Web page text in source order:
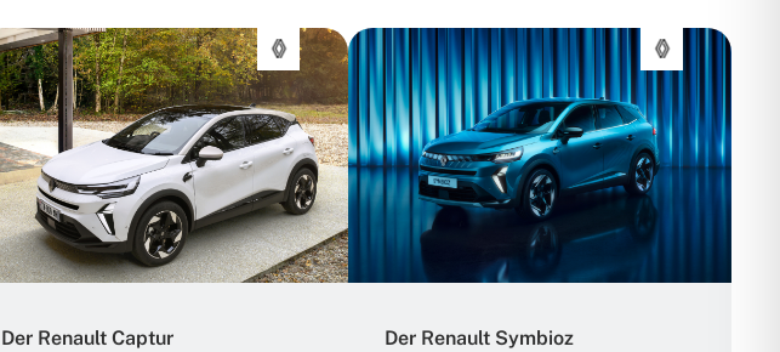
Der Renault Captur
Der Renault Symbioz